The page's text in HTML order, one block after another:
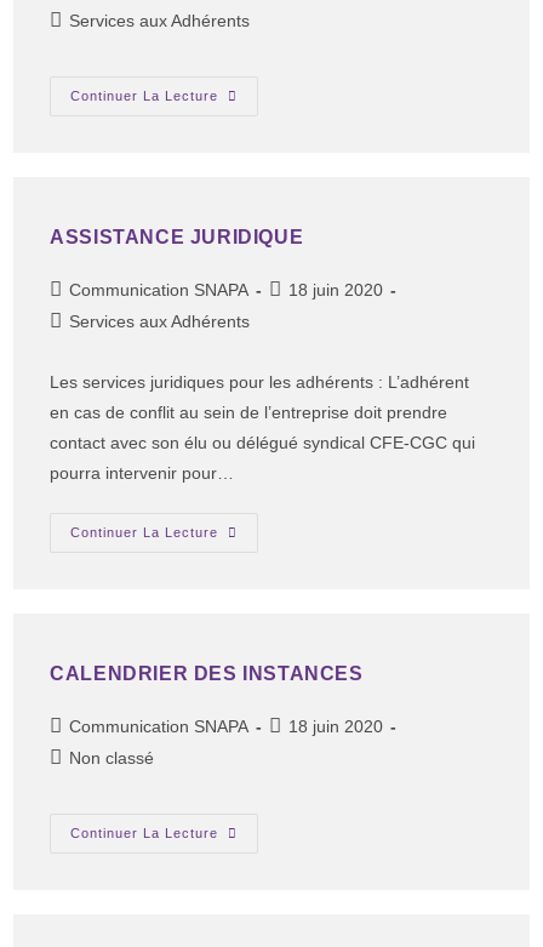
Services aux Adhérents
Continuer La Lecture
ASSISTANCE JURIDIQUE
Communication SNAPA
18 juin 2020
Services aux Adhérents
Les services juridiques pour les adhérents : L’adhérent
en cas de conflit au sein de l’entreprise doit prendre
contact avec son élu ou délégué syndical CFE-CGC qui
pourra intervenir pour…
Continuer La Lecture
CALENDRIER DES INSTANCES
Communication SNAPA
18 juin 2020
Non classé
Continuer La Lecture